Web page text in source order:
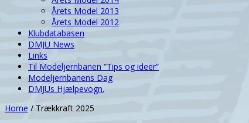
Årets Model 2013
Årets Model 2012
Klubdatabasen
DMJU News
Links
Til Modeljernbanen “Tips og ideer”
Modeljernbanens Dag
DMJUs Hjælpevogn.
Home / Trækkraft 2025